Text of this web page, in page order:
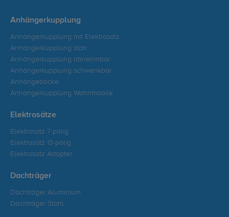
Anhängerkupplung
Anhängerkupplung mit Elektrosatz
Anhängerkupplung starr
Anhängerkupplung abnehmbar
Anhängerkupplung schwenkbar
Anhängeböcke
Anhängerkupplung Wohnmobile
Elektrosätze
Elektrosatz 7-polig
Elektrosatz 13-polig
Elektrosatz Adapter
Dachträger
Dachträger Aluminium
Dachträger Stahl